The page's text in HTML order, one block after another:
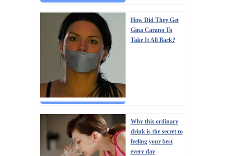
How Did They Get
Gina Carano To
Take It All Back?
Why this ordinary
drink is the secret to
feeling your best
every day